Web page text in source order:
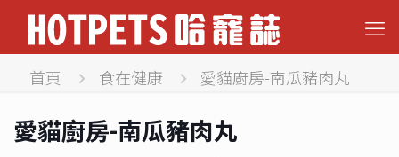
首頁 食在健康 愛貓廚房-南瓜豬肉丸
愛貓廚房-南瓜豬肉丸